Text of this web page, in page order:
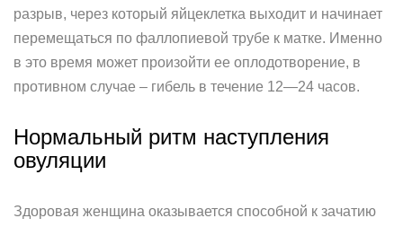
разрыв, через который яйцеклетка выходит и начинает
перемещаться по фаллопиевой трубе к матке. Именно
в это время может произойти ее оплодотворение, в
противном случае – гибель в течение 12—24 часов.
Нормальный ритм наступления
овуляции
Здоровая женщина оказывается способной к зачатию